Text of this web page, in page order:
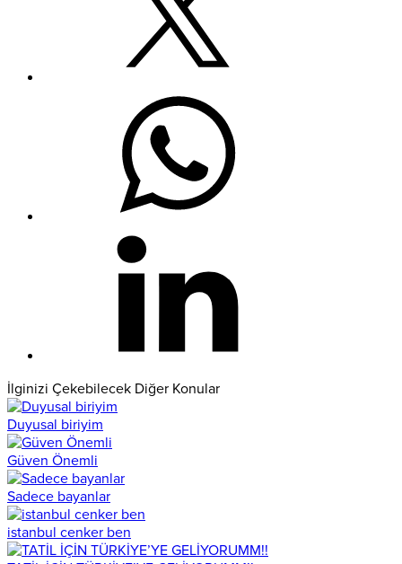
İlginizi Çekebilecek Diğer Konular
Duyusal biriyim
Güven Önemli
Sadece bayanlar
istanbul cenker ben